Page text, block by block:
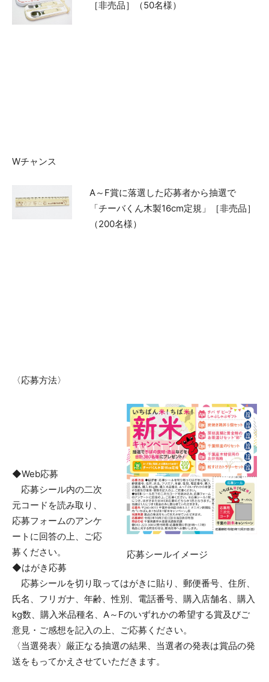
［非売品］（50名様）
Wチャンス
A～F賞に落選した応募者から抽選で
「チーバくん木製16cm定規」［非売品］
（200名様）
〈応募方法〉
応募シールイメージ
◆Web応募
応募シール内の二次
元コードを読み取り、
応募フォームのアンケ
ートに回答の上、ご応
募ください。
◆はがき応募
応募シールを切り取ってはがきに貼り、郵便番号、住所、
氏名、フリガナ、年齢、性別、電話番号、購入店舗名、購入
kg数、購入米品種名、A～Fのいずれかの希望する賞及びご
意見・ご感想を記入の上、ご応募ください。
〈当選発表〉厳正なる抽選の結果、当選者の発表は賞品の発
送をもってかえさせていただきます。